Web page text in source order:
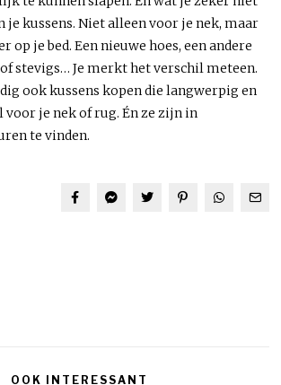
je kussens. Niet alleen voor je nek, maar
op je bed. Een nieuwe hoes, een andere
stevigs… Je merkt het verschil meteen.
ook kussens kopen die langwerpig en
voor je nek of rug. Én ze zijn in
te vinden.
OOK INTERESSANT